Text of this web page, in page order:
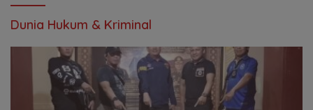
Dunia Hukum & Kriminal